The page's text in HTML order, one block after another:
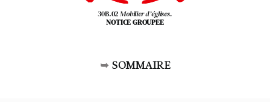
30B.02Mobilier d’églises.
NOTICE GROUPEE
➥ SOMMAIRE